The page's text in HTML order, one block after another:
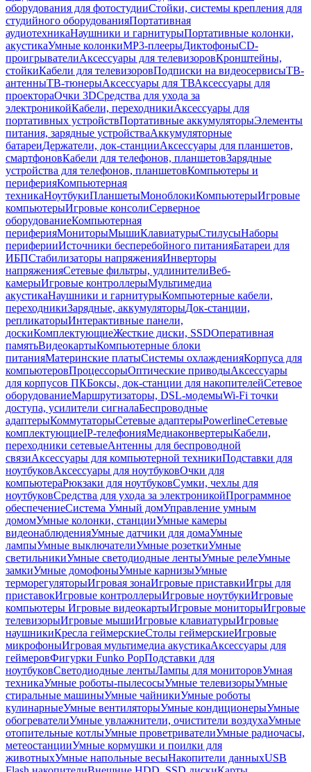
оборудования для фотостудииСтойки, системы крепления для
студийного оборудованияПортативная
аудиотехникаНаушники и гарнитурыПортативные колонки,
акустикаУмные колонкиMP3-плеерыДиктофоныCD-
проигрывателиАксессуары для телевизоровКронштейны,
стойкиКабели для телевизоровПодписки на видеосервисыТВ-
антенныТВ-тюнерыАксессуары для ТВАксессуары для
проектораОчки 3DСредства для ухода за
электроникойКабели, переходникиАксессуары для
портативных устройствПортативные аккумуляторыЭлементы
питания, зарядные устройстваАккумуляторные
батареиДержатели, док-станцииАксессуары для планшетов,
смартфоновКабели для телефонов, планшетовЗарядные
устройства для телефонов, планшетовКомпьютеры и
периферияКомпьютерная
техникаНоутбукиПланшетыМоноблокиКомпьютерыИгровые
компьютерыИгровые консолиСерверное
оборудованиеКомпьютерная
периферияМониторыМышиКлавиатурыСтилусыНаборы
периферииИсточники бесперебойного питанияБатареи для
ИБПСтабилизаторы напряженияИнверторы
напряженияСетевые фильтры, удлинителиВеб-
камерыИгровые контроллерыМультимедиа
акустикаНаушники и гарнитурыКомпьютерные кабели,
переходникиЗарядные, аккумуляторыДок-станции,
репликаторыИнтерактивные панели,
доскиКомплектующиеЖесткие диски, SSDОперативная
памятьВидеокартыКомпьютерные блоки
питанияМатеринские платыСистемы охлажденияКорпуса для
компьютеровПроцессорыОптические приводыАксессуары
для корпусов ПКБоксы, док-станции для накопителейСетевое
оборудованиеМаршрутизаторы, DSL-модемыWi-Fi точки
доступа, усилители сигналаБеспроводные
адаптерыКоммутаторыСетевые адаптерыPowerlineСетевые
комплектующиеIP-телефонияМедиаконвертерыКабели,
переходники сетевыеАнтенны для беспроводной
связиАксессуары для компьютерной техникиПодставки для
ноутбуковАксессуары для ноутбуковОчки для
компьютераРюкзаки для ноутбуковСумки, чехлы для
ноутбуковСредства для ухода за электроникойПрограммное
обеспечениеСистема Умный домУправление умным
домомУмные колонки, станцииУмные камеры
видеонаблюденияУмные датчики для домаУмные
лампыУмные выключателиУмные розеткиУмные
светильникиУмные светодиодные лентыУмные релеУмные
замкиУмные домофоныУмные карнизыУмные
терморегуляторыИгровая зонаИгровые приставкиИгры для
приставокИгровые контроллерыИгровые ноутбукиИгровые
компьютеры Игровые видеокартыИгровые мониторыИгровые
телевизорыИгровые мышиИгровые клавиатурыИгровые
наушникиКресла геймерскиеСтолы геймерскиеИгровые
микрофоныИгровая мультимедиа акустикаАксессуары для
геймеровФигурки Funko PopПодставки для
ноутбуковСветодиодные лентыЛампы для мониторовУмная
техникаУмные роботы-пылесосыУмные телевизорыУмные
стиральные машиныУмные чайникиУмные роботы
кулинарныеУмные вентиляторыУмные кондиционерыУмные
обогревателиУмные увлажнители, очистители воздухаУмные
отопительные котлыУмные проветривателиУмные радиочасы,
метеостанцииУмные кормушки и поилки для
животныхУмные напольные весыНакопители данныхUSB